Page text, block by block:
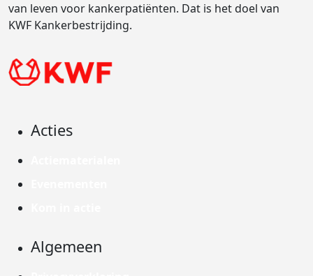
van leven voor kankerpatiënten. Dat is het doel van
KWF Kankerbestrijding.
Acties
Algemeen